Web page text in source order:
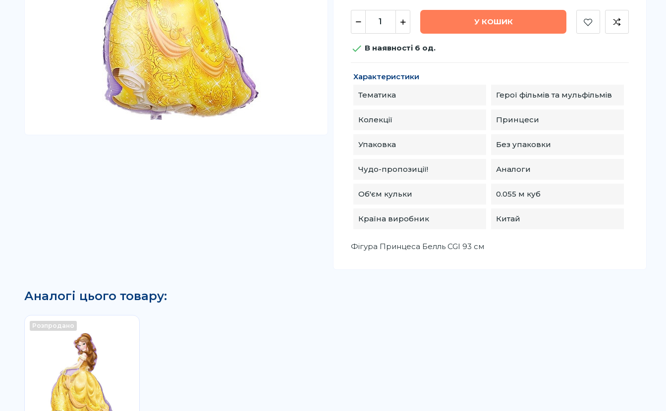
У КОШИК
 В наявності 6 од.
Характеристики
Тематика
Герої фільмів та мульфільмів
Колекції Принцеси
Упаковка Без упаковки
Чудо-пропозиції! Аналоги
Об'єм кульки 0.055 м куб
Країна виробник Китай
Фігура Принцеса Белль CGI 93 см
Аналогі цього товару:
Розпродано